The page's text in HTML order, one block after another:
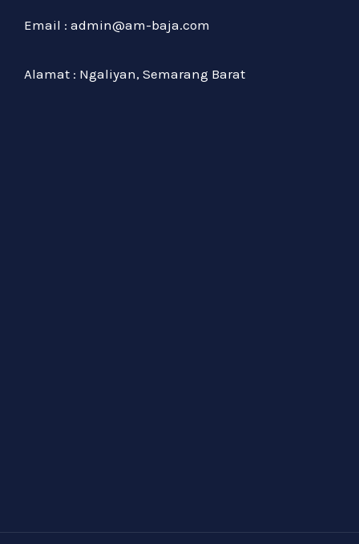
Email : admin@am-baja.com
Alamat : Ngaliyan, Semarang Barat